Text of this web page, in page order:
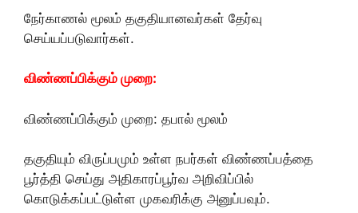
நேர்காணல் மூலம் தகுதியானவர்கள் தேர்வு
செய்யப்படுவார்கள்.
விண்ணப்பிக்கும் முறை:
விண்ணப்பிக்கும் முறை: தபால் மூலம்
தகுதியும் விருப்பமும் உள்ள நபர்கள் விண்ணப்பத்தை
பூர்த்தி செய்து அதிகாரப்பூர்வ அறிவிப்பில்
கொடுக்கப்பட்டுள்ள முகவரிக்கு அனுப்பவும்.